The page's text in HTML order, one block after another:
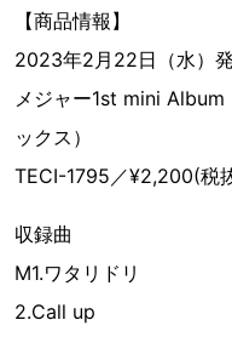
【商品情報】
2023年2月22日（水）
メジャー1st mini Album
ックス）
TECI-1795／¥2,200(税
収録曲
M1.ワタリドリ
2.Call up